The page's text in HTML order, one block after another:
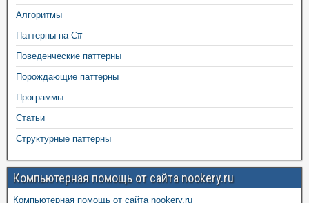
Алгоритмы
Паттерны на C#
Поведенческие паттерны
Порождающие паттерны
Программы
Статьи
Структурные паттерны
Компьютерная помощь от сайта nookery.ru
Компьютерная помощь от сайта nookery.ru